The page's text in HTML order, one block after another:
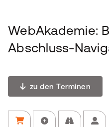
WebAkademie:
Abschluss-
zu den Terminen